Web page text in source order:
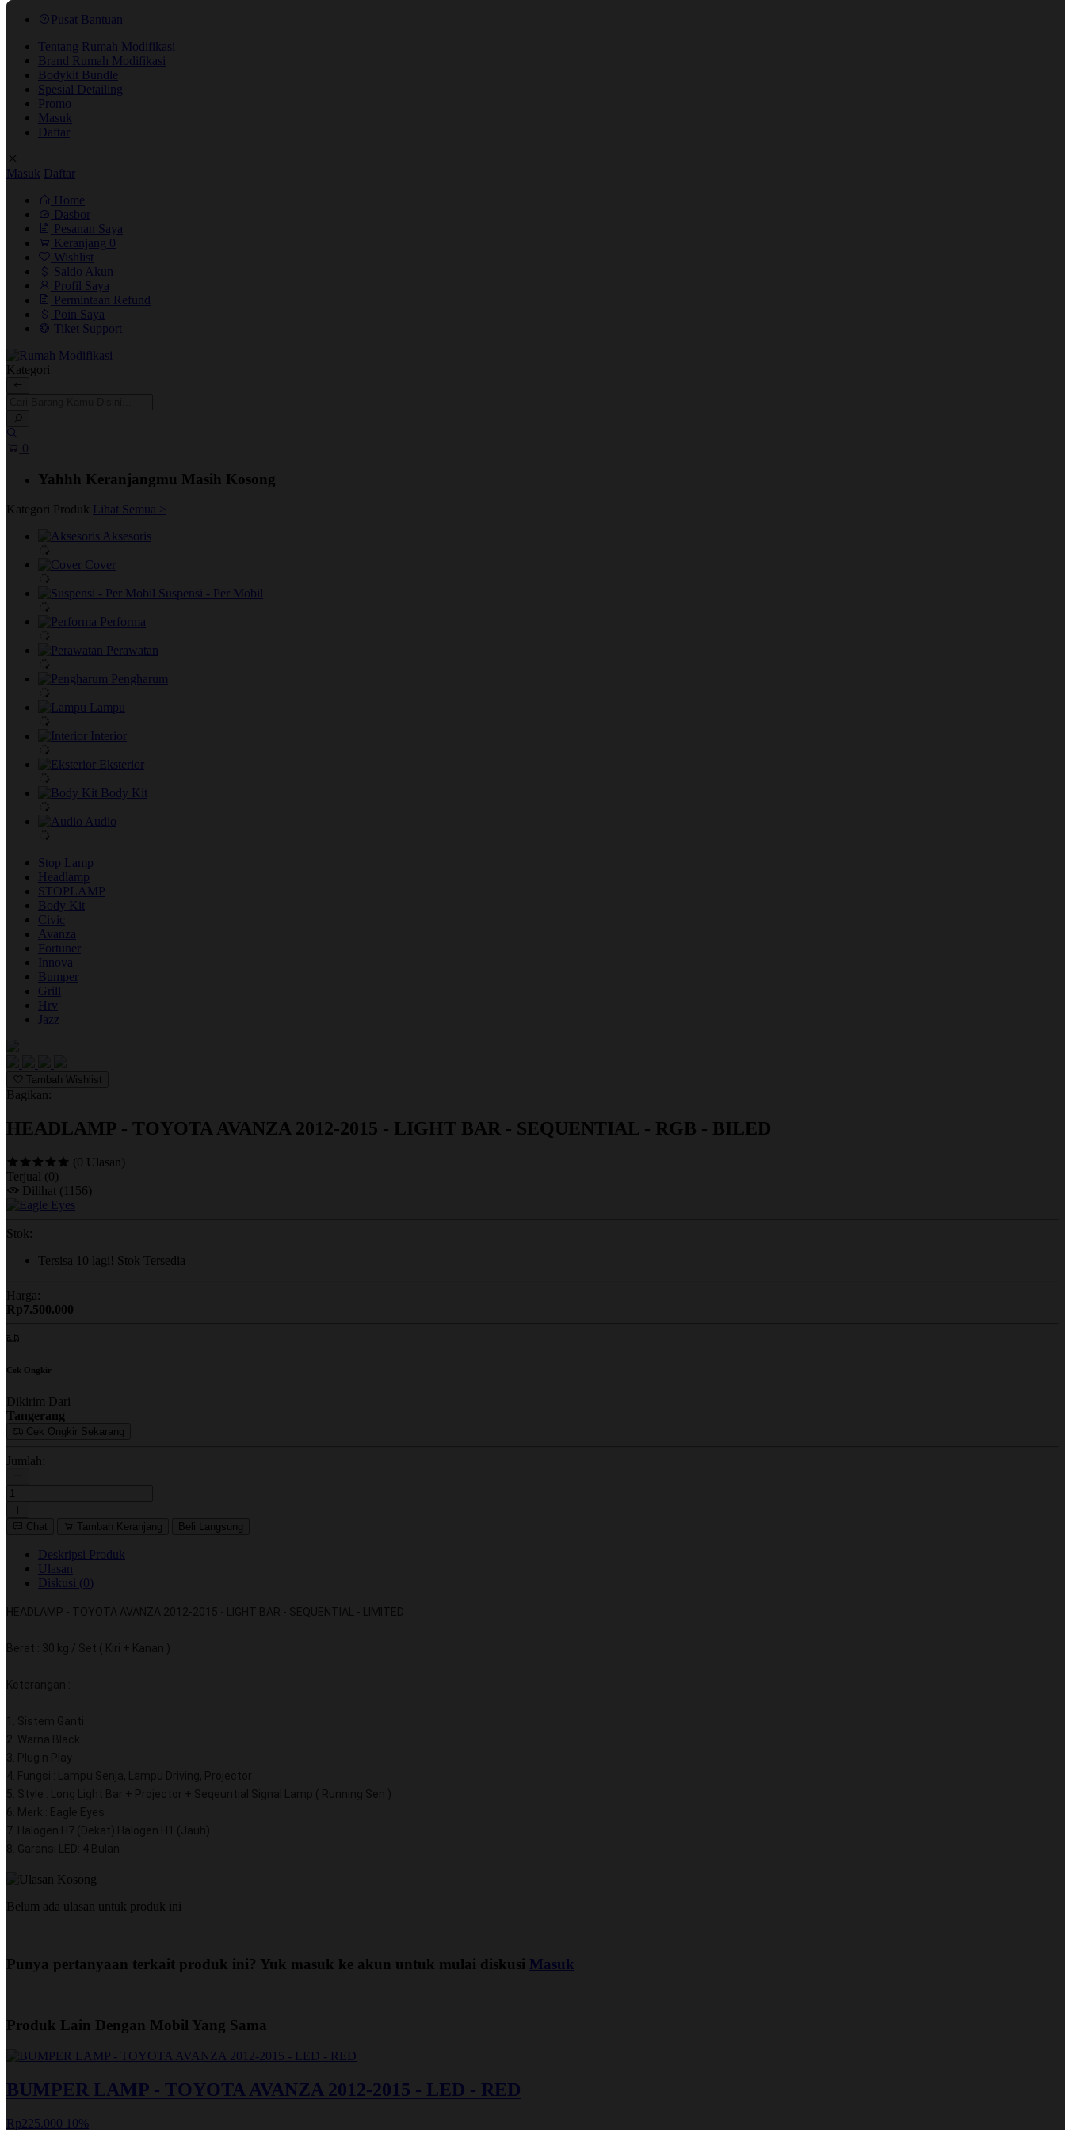
Pusat Bantuan
Tentang Rumah Modifikasi
Brand Rumah Modifikasi
Bodykit Bundle
Spesial Detailing
Promo
Masuk
Daftar
Masuk Daftar
Home
Dasbor
Pesanan Saya
Keranjang 0
Wishlist
Saldo Akun
Profil Saya
Permintaan Refund
Poin Saya
Tiket Support
Kategori
0
Yahhh Keranjangmu Masih Kosong
Kategori Produk Lihat Semua >
Aksesoris
Cover
Suspensi - Per Mobil
Performa
Perawatan
Pengharum
Lampu
Interior
Eksterior
Body Kit
Audio
Stop Lamp
Headlamp
STOPLAMP
Body Kit
Civic
Avanza
Fortuner
Innova
Bumper
Grill
Hrv
Jazz
Tambah Wishlist
Bagikan:
HEADLAMP - TOYOTA AVANZA 2012-2015 - LIGHT BAR - SEQUENTIAL - RGB - BILED
(0 Ulasan)
Terjual (0)
Dilihat (1156)
Stok:
Tersisa 10 lagi! Stok Tersedia
Harga:
Rp7.500.000
Cek Ongkir
Dikirim Dari
Tangerang
Cek Ongkir Sekarang
Jumlah:
Chat Tambah Keranjang Beli Langsung
Deskripsi Produk
Ulasan
Diskusi (0 )
HEADLAMP - TOYOTA AVANZA 2012-2015 - LIGHT BAR - SEQUENTIAL - LIMITED
Berat : 30 kg / Set ( Kiri + Kanan )
Keterangan :
1. Sistem Ganti
2. Warna Black
3. Plug n Play
4. Fungsi : Lampu Senja, Lampu Driving, Projector
5. Style : Long Light Bar + Projector + Seqeuntial Signal Lamp ( Running Sen )
6. Merk : Eagle Eyes
7. Halogen H7 (Dekat) Halogen H1 (Jauh)
8. Garansi LED: 4 Bulan
Belum ada ulasan untuk produk ini
Punya pertanyaan terkait produk ini? Yuk masuk ke akun untuk mulai diskusi Masuk
Produk Lain Dengan Mobil Yang Sama
BUMPER LAMP - TOYOTA AVANZA 2012-2015 - LED - RED
Rp225.000 10%